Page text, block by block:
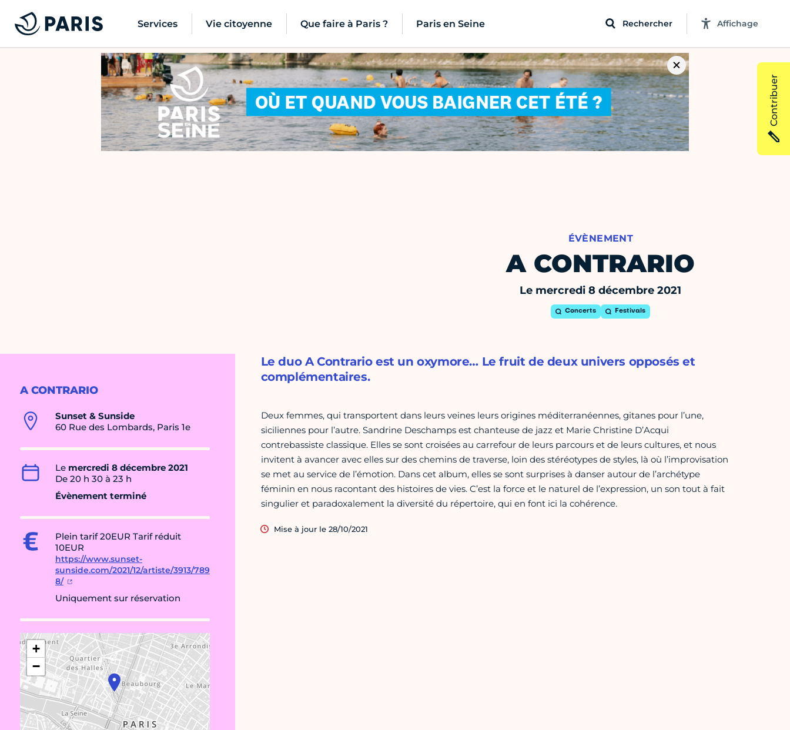
Services Vie citoyenne Que faire à Paris ? Paris en Seine Rechercher Affichage
ÉVÈNEMENT
A CONTRARIO
Le mercredi 8 décembre 2021
Concerts Festivals
A CONTRARIO
Sunset & Sunside
60 Rue des Lombards, Paris 1e
Le mercredi 8 décembre 2021
De 20 h 30 à 23 h
Évènement terminé
Plein tarif 20EUR Tarif réduit
10EUR
https://www.sunset-
sunside.com/2021/12/artiste/3913/789
8/
Uniquement sur réservation
+
−
Le duo A Contrario est un oxymore… Le fruit de deux univers opposés et
complémentaires.
Deux femmes, qui transportent dans leurs veines leurs origines méditerranéennes, gitanes pour l’une,
siciliennes pour l’autre. Sandrine Deschamps est chanteuse de jazz et Marie Christine D’Acqui
contrebassiste classique. Elles se sont croisées au carrefour de leurs parcours et de leurs cultures, et nous
invitent à avancer avec elles sur des chemins de traverse, loin des stéréotypes de styles, là où l’improvisation
se met au service de l’émotion. Dans cet album, elles se sont surprises à danser autour de l’archétype
féminin en nous racontant des histoires de vies. C’est la force et le naturel de l’expression, un son tout à fait
singulier et paradoxalement la diversité du répertoire, qui en font ici la cohérence.
Mise à jour le 28/10/2021
Contribuer